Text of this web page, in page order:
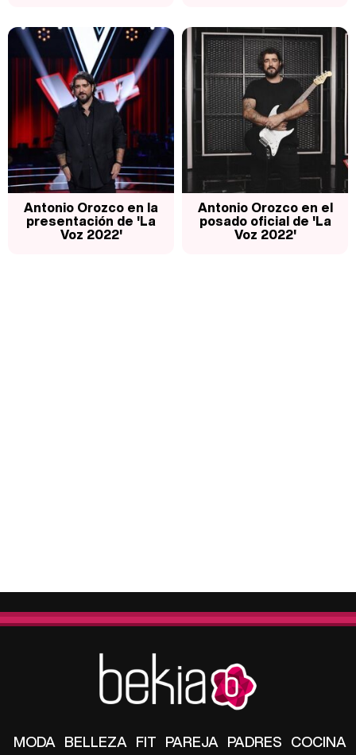
Antonio Orozco en la
presentación de 'La
Voz 2022'
Antonio Orozco en el
posado oficial de 'La
Voz 2022'
MODA BELLEZA FIT PAREJA PADRES COCINA